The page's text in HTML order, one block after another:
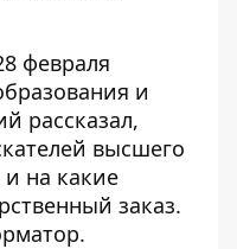
февраля
и
рассказал,
высшего
на какие
заказ.